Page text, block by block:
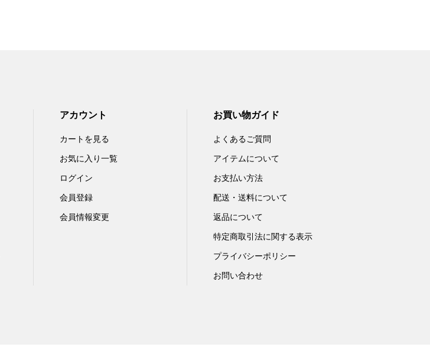
アカウント
カートを見る
お気に入り一覧
ログイン
会員登録
会員情報変更
お買い物ガイド
よくあるご質問
アイテムについて
お支払い方法
配送・送料について
返品について
特定商取引法に関する表示
プライバシーポリシー
お問い合わせ